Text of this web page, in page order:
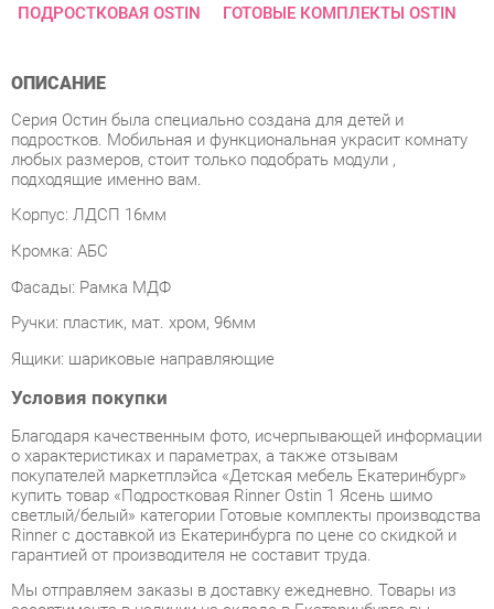
ОПИСАНИЕ
подростков. Мобильная и функциональная украсит комнату
подходящие именно вам.
Корпус: ЛДСП 16мм
Кромка: АБС
Фасады: Рамка МДФ
Ручки: пластик, мат. хром, 96мм
Ящики: шариковые направляющие
Условия покупки
Благодаря качественным фото, исчерпывающей информации
покупателей маркетплэйса «Детская мебель Екатеринбург»
светлый/белый» категории Готовые комплекты производства
Rinner с доставкой из Екатеринбурга по цене со скидкой и
гарантией от производителя не составит труда.
Мы отправляем заказы в доставку ежедневно. Товары из
ассортимента в наличии на складе в Екатеринбурге вы
получите не позднее48-ми часовс момента оформления
заказа. Дополнительно вы можете заказать подъём на этаж
и сборку мебельных изделий.